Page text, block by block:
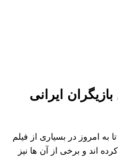
ایرانی
به امروز در بسیاری از فیلم
اند و برخی از آن ها نیز